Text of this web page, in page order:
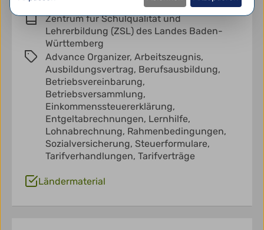
Unterrichtsbaustein
Zentrum für Schulqualität und
Lehrerbildung (ZSL) des Landes Baden-
Württemberg
Advance Organizer, Arbeitszeugnis,
Ausbildungsvertrag, Berufsausbildung,
Betriebsvereinbarung,
Betriebsversammlung,
Einkommenssteuererklärung,
Entgeltabrechnungen, Lernhilfe,
Lohnabrechnung, Rahmenbedingungen,
Sozialversicherung, Steuerformulare,
Tarifverhandlungen, Tarifverträge
Ländermaterial